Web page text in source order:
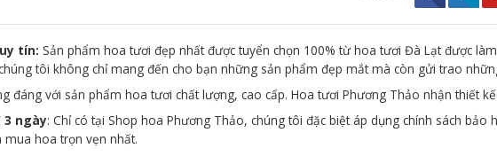
tín: Sản phẩm hoa tươi đẹp nhất được tuyển chọn 100% từ hoa tươi Đà Lạt được
tôi không chỉ mang đến cho bạn những sản phẩm đẹp mắt mà còn gửi trao
đáng với sản phẩm hoa tươi chất lượng, cao cấp. Hoa tươi Phương Thảo nhận thiết
3 ngày: Chỉ có tại Shop hoa Phương Thảo, chúng tôi đặc biệt áp dụng chính sách
mua hoa trọn vẹn nhất.